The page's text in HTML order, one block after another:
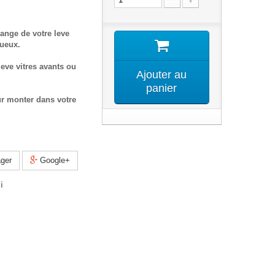
de votre leve
vitres avants ou
monter dans votre
Google+
Ajouter au
panier